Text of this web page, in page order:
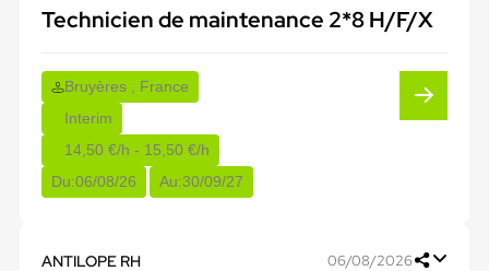
Technicien de maintenance 2*8 H/F/X
Bruyères , France
Interim
14,50 €/h - 15,50 €/h
Du:06/08/26 Au:30/09/27
ANTILOPE RH 06/08/2026